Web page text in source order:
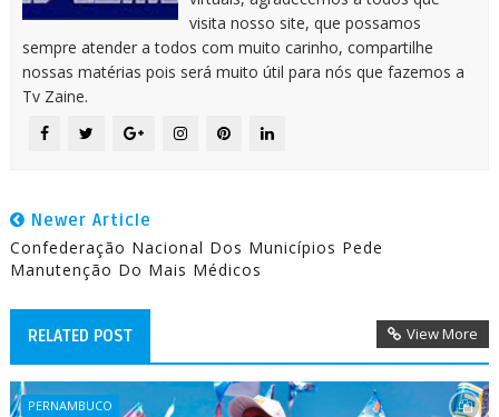
visita nosso site, que possamos
sempre atender a todos com muito carinho, compartilhe
nossas matérias pois será muito útil para nós que fazemos a
Tv Zaine.
Newer Article
Confederação Nacional Dos Municípios Pede
Manutenção Do Mais Médicos
RELATED POST View More
PERNAMBUCO